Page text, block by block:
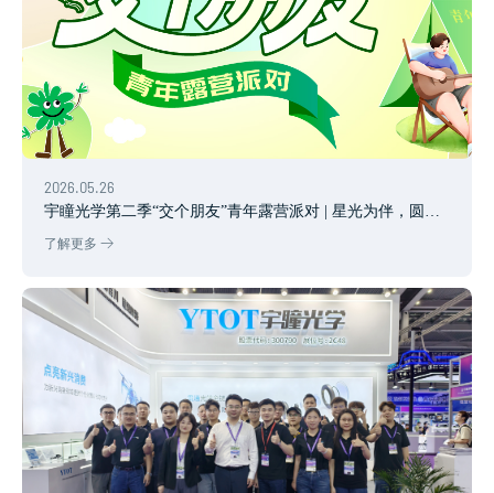
2026.05.26
宇瞳光学第二季“交个朋友”青年露营派对 | 星光为伴，圆满
了解更多